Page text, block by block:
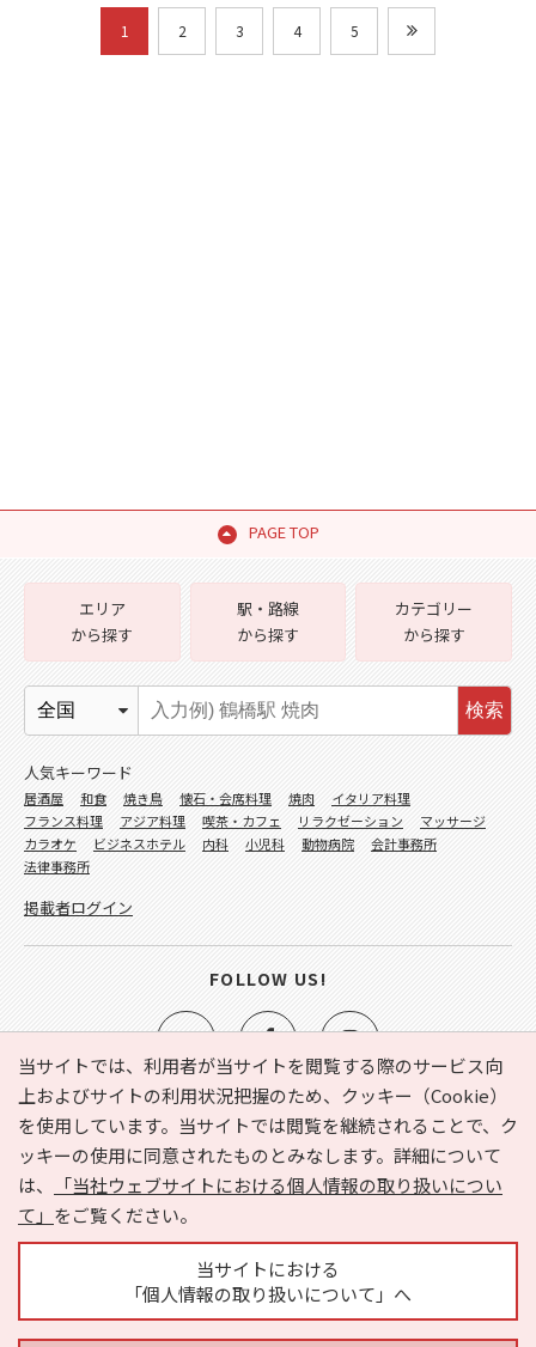
1 2 3 4 5
PAGE TOP
当サイトでは、利用者が当サイトを閲覧する際のサービス向
上およびサイトの利用状況把握のため、クッキー（Cookie）
を使用しています。当サイトでは閲覧を継続されることで、ク
ッキーの使用に同意されたものとみなします。詳細について
は、
「当社ウェブサイトにおける個人情報の取り扱いについ
て」 をご覧ください。
当サイトにおける
「個人情報の取り扱いについて」へ
e-NAVITA（イーナビタ）とは？ お気に入り
ヘルプ
利用規約
個人情報の取り扱いについて
運営会社
サイトマップ
広告掲載に関するお問い合わせ
エリア
から探す
駅・路線
から探す
カテゴリー
から探す
検索
人気キーワード
居酒屋 和食 焼き鳥 懐石・会席料理 焼肉
イタリア料理
フランス料理
アジア料理 喫茶・カフェ リラクゼーション
マッサージ
カラオケ
ビジネスホテル 内科 小児科 動物病院
会計事務所
法律事務所
掲載者ログイン
FOLLOW US!